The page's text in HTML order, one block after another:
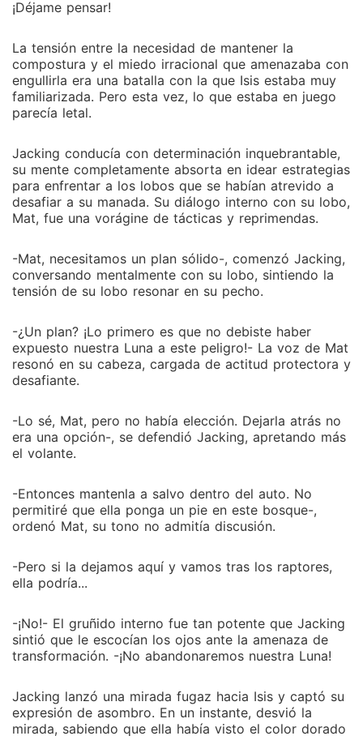
¡Déjame pensar!
La tensión entre la necesidad de mantener la
compostura y el miedo irracional que amenazaba con
engullirla era una batalla con la que Isis estaba muy
familiarizada. Pero esta vez, lo que estaba en juego
parecía letal.
Jacking conducía con determinación inquebrantable,
su mente completamente absorta en idear estrategias
para enfrentar a los lobos que se habían atrevido a
desafiar a su manada. Su diálogo interno con su lobo,
Mat, fue una vorágine de tácticas y reprimendas.
-Mat, necesitamos un plan sólido-, comenzó Jacking,
conversando mentalmente con su lobo, sintiendo la
tensión de su lobo resonar en su pecho.
-¿Un plan? ¡Lo primero es que no debiste haber
expuesto nuestra Luna a este peligro!- La voz de Mat
resonó en su cabeza, cargada de actitud protectora y
desafiante.
-Lo sé, Mat, pero no había elección. Dejarla atrás no
era una opción-, se defendió Jacking, apretando más
el volante.
-Entonces mantenla a salvo dentro del auto. No
permitiré que ella ponga un pie en este bosque-,
ordenó Mat, su tono no admitía discusión.
-Pero si la dejamos aquí y vamos tras los raptores,
ella podría...
-¡No!- El gruñido interno fue tan potente que Jacking
sintió que le escocían los ojos ante la amenaza de
transformación. -¡No abandonaremos nuestra Luna!
Jacking lanzó una mirada fugaz hacia Isis y captó su
expresión de asombro. En un instante, desvió la
mirada, sabiendo que ella había visto el color dorado